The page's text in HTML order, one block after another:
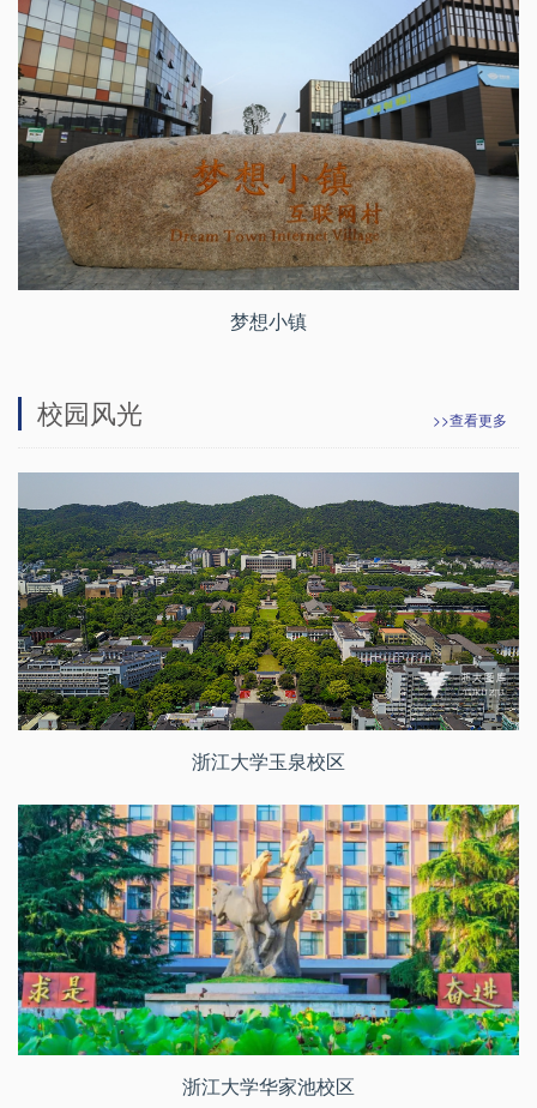
梦想小镇
校园风光 >>查看更多
浙江大学玉泉校区
浙江大学华家池校区